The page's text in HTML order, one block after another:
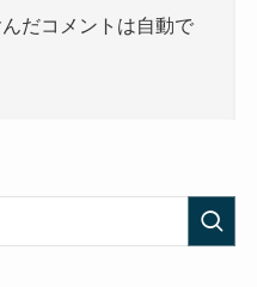
だコメントは自動で